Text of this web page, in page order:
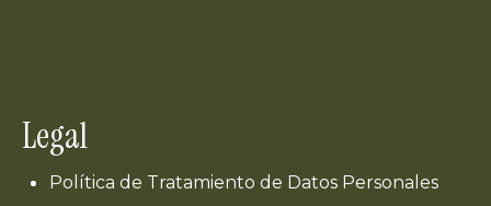
Legal
Política de Tratamiento de Datos Personales